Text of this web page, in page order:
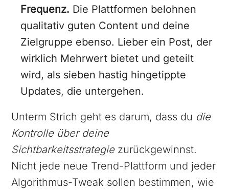
Frequenz. Die Plattformen belohnen
qualitativ guten Content und deine
Zielgruppe ebenso. Lieber ein Post, der
wirklich Mehrwert bietet und geteilt
wird, als sieben hastig hingetippte
Updates, die untergehen.
Unterm Strich geht es darum, dass du die
Kontrolle über deine
Sichtbarkeitsstrategiezurückgewinnst.
Nicht jede neue Trend-Plattform und jeder
Algorithmus-Tweak sollen bestimmen, wie